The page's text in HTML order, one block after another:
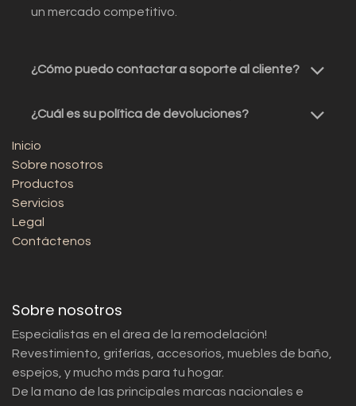
un mercado competitivo.
¿Cómo puedo contactar a soporte al cliente?
¿Cuál es su política de devoluciones?
Inicio
Sobre nosotros
Productos
Servicios
Legal
Contáctenos
Sobre nosotros
Especialistas en el área de la remodelación!
Revestimiento, griferías, accesorios, muebles de baño,
espejos, y mucho más para tu hogar.
De la mano de las principales marcas nacionales e